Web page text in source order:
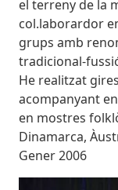
el terreny de la
col.laborardor
grups amb
tradicional-
He realitzat
acompanyant
en mostres
Dinamarca,
Gener 2006